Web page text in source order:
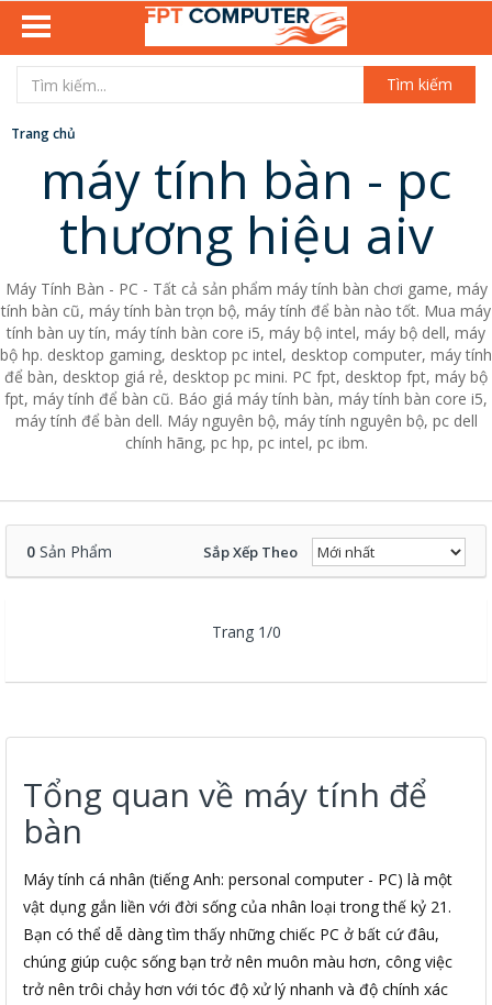
Tìm kiếm
Trang chủ
máy tính bàn - pc
thương hiệu aiv
Máy Tính Bàn - PC - Tất cả sản phẩm máy tính bàn chơi game, máy
tính bàn cũ, máy tính bàn trọn bộ, máy tính để bàn nào tốt. Mua máy
tính bàn uy tín, máy tính bàn core i5, máy bộ intel, máy bộ dell, máy
bộ hp. desktop gaming, desktop pc intel, desktop computer, máy tính
để bàn, desktop giá rẻ, desktop pc mini. PC fpt, desktop fpt, máy bộ
fpt, máy tính để bàn cũ. Báo giá máy tính bàn, máy tính bàn core i5,
máy tính để bàn dell. Máy nguyên bộ, máy tính nguyên bộ, pc dell
chính hãng, pc hp, pc intel, pc ibm.
0 Sản Phẩm Sắp Xếp Theo
Trang 1/0
Tổng quan về máy tính để
bàn
Máy tính cá nhân (tiếng Anh: personal computer - PC) là một
vật dụng gắn liền với đời sống của nhân loại trong thế kỷ 21.
Bạn có thể dễ dàng tìm thấy những chiếc PC ở bất cứ đâu,
chúng giúp cuộc sống bạn trở nên muôn màu hơn, công việc
trở nên trôi chảy hơn với tóc độ xử lý nhanh và độ chính xác